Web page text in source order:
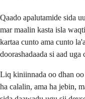
Qaado apalutamide sida
mar maalin kasta isla
kartaa cunto ama cunto
doorashadaada si aad
Liq kiniinnada oo dhan
ha calalin, ama ha jebin,